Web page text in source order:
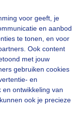
voor geeft, je
en aanbod
te tonen, en voor
Ook content
met jouw
gebruiken cookies
en
ontwikkeling van
ook je precieze